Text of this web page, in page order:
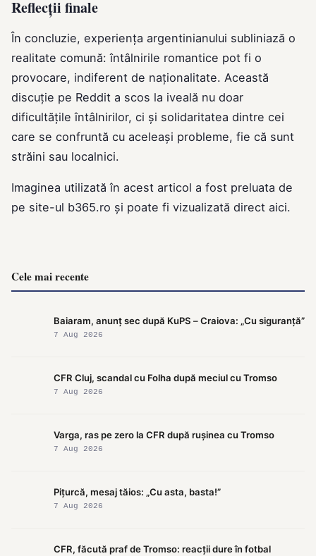
Reflecții finale
În concluzie, experiența argentinianului subliniază o
realitate comună: întâlnirile romantice pot fi o
provocare, indiferent de naționalitate. Această
discuție pe Reddit a scos la iveală nu doar
dificultățile întâlnirilor, ci și solidaritatea dintre cei
care se confruntă cu aceleași probleme, fie că sunt
străini sau localnici.
Imaginea utilizată în acest articol a fost preluata de
pe site-ul b365.ro și poate fi vizualizată direct aici.
Cele mai recente
Baiaram, anunț sec după KuPS – Craiova: „Cu siguranță”
7 Aug 2026
CFR Cluj, scandal cu Folha după meciul cu Tromso
7 Aug 2026
Varga, ras pe zero la CFR după rușinea cu Tromso
7 Aug 2026
Pițurcă, mesaj tăios: „Cu asta, basta!”
7 Aug 2026
CFR, făcută praf de Tromso: reacții dure în fotbal